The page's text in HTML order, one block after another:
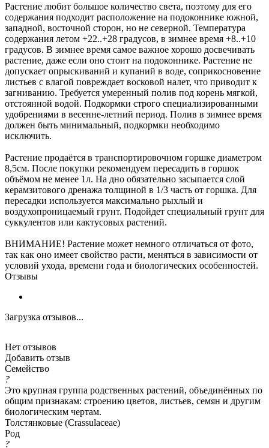
Растение любит большое количество света, поэтому для его
содержания подходит расположение на подоконнике южной,
западной, восточной сторон, но не северной. Температура
содержания летом +22..+28 градусов, в зимнее время +8..+10
градусов. В зимнее время самое важное хорошо досвечивать
растение, даже если оно стоит на подоконнике. Растение не
допускает опрыскиваний и купаний в воде, соприкосновение
листьев с влагой повреждает восковой налет, что приводит к
загниванию. Требуется умеренный полив под корень мягкой,
отстоянной водой. Подкормки строго специализированными
удобрениями в весенне-летний период. Полив в зимнее время
должен быть минимальный, подкормки необходимо
исключить.
Растение продаётся в транспортировочном горшке диаметром
8,5см. После покупки рекомендуем пересадить в горшок
объёмом не менее 1л. На дно обязательно засыпается слой
керамзитового дренажа толщиной в 1/3 часть от горшка. Для
пересадки используется максимально рыхлый и
воздухопроницаемый грунт. Подойдет специальный грунт для
суккулентов или кактусовых растений.
ВНИМАНИЕ! Растение может немного отличаться от фото,
так как оно имеет свойство расти, меняться в зависимости от
условий ухода, времени года и биологических особенностей.
Отзывы
Загрузка отзывов...
Нет отзывов
Добавить отзыв
Семейство
?
Это крупная группа родственных растений, объединённых по
общим признакам: строению цветов, листьев, семян и другим
биологическим чертам.
Толстянковые (Crassulaceae)
Род
?